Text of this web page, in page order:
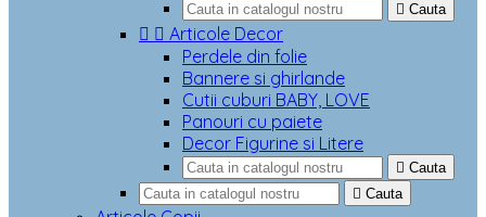
 Cauta
  Articole Decor
Perdele din folie
Bannere si ghirlande
Cutii cuburi BABY, LOVE
Panouri cu paiete
Decor Figurine si Litere
 Cauta
 Cauta